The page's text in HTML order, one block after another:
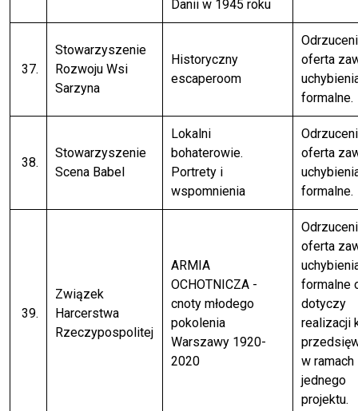
Danii w 1945 roku
37.
Stowarzyszenie
Rozwoju Wsi
Sarzyna
Historyczny
escaperoom
oferta
formalne.
38.
Stowarzyszenie
Scena Babel
Lokalni
bohaterowie.
Portrety i
wspomnienia
oferta
formalne.
39.
Związek
Harcerstwa
Rzeczypospolitej
ARMIA
OCHOTNICZA -
cnoty młodego
pokolenia
Warszawy 1920-
2020
oferta
formalne
dotyczy
realizacji
w ramach
jednego
projektu.